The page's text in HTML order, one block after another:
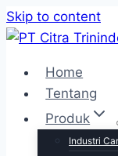
Skip to content
Home
Tentang
Produk
Industri